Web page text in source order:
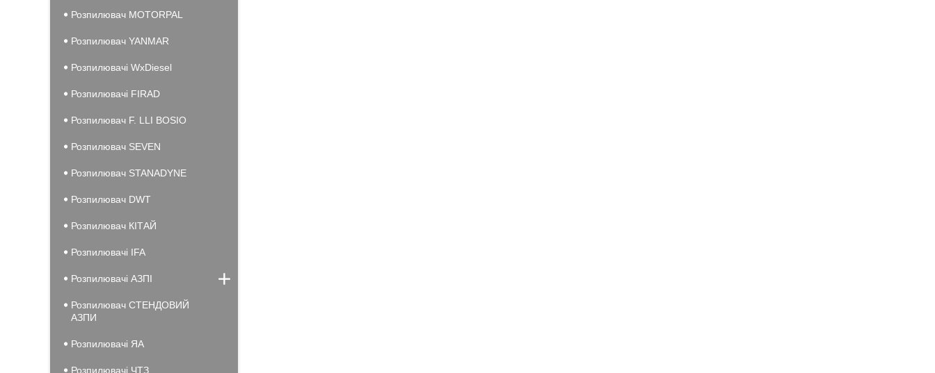
Розпилювач MOTORPAL
Розпилювач YANMAR
Розпилювачі WxDiesel
Розпилювачі FIRAD
Розпилювач F. LLI BOSIO
Розпилювач SEVEN
Розпилювач STANADYNE
Розпилювач DWT
Розпилювач КІТАЙ
Розпилювачі IFA
Розпилювачі АЗПІ
Розпилювач СТЕНДОВИЙ
АЗПИ
Розпилювачі ЯА
Розпилювачі ЧТЗ